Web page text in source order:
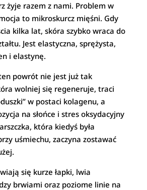
żyje razem z nami. Problem w
to mikroskurcz mięśni. Gdy
kilka lat, skóra szybko wraca do
Jest elastyczna, sprężysta,
i elastynę.
powrót nie jest już tak
wolniej się regeneruje, traci
w postaci kolagenu, a
na słońce i stres oksydacyjny
która kiedyś była
uśmiechu, zaczyna zostawać
się kurze łapki, lwia
brwiami oraz poziome linie na